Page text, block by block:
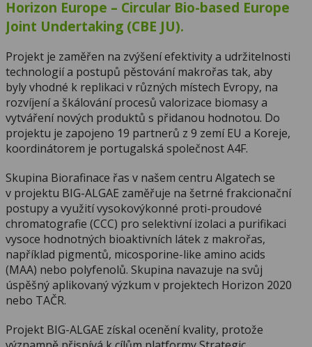
Horizon Europe – Circular Bio-based Europe
Joint Undertaking (CBE JU).
Projekt je zaměřen na zvýšení efektivity a udržitelnosti
technologií a postupů pěstování makrořas tak, aby
byly vhodné k replikaci v různých místech Evropy, na
rozvíjení a škálování procesů valorizace biomasy a
vytváření nových produktů s přidanou hodnotou. Do
projektu je zapojeno 19 partnerů z 9 zemí EU a Koreje,
koordinátorem je portugalská společnost A4F.
Skupina Biorafinace řas v našem centru Algatech se
v projektu BIG-ALGAE zaměřuje na šetrné frakcionační
postupy a využití vysokovýkonné proti-proudové
chromatografie (CCC) pro selektivní izolaci a purifikaci
vysoce hodnotných bioaktivních látek z makrořas,
například pigmentů, micosporine-like amino acids
(MAA) nebo polyfenolů. Skupina navazuje na svůj
úspěšný aplikovaný výzkum v projektech Horizon 2020
nebo TAČR.
Projekt BIG-ALGAE získal ocenění kvality, protože